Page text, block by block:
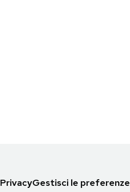
PrivacyGestisci le preferenze